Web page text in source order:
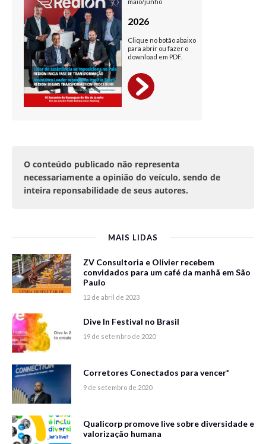
O conteúdo publicado não representa
necessariamente a opinião do veículo, sendo de
inteira reponsabilidade de seus autores.
MAIS LIDAS
ZV Consultoria e Olivier recebem
convidados para um café da manhã em São
Paulo
12 de abril de 2023
Dive In Festival no Brasil
19 de setembro de 2020
Corretores Conectados para vencer*
9 de setembro de 2020
Qualicorp promove live sobre diversidade e
valorização humana